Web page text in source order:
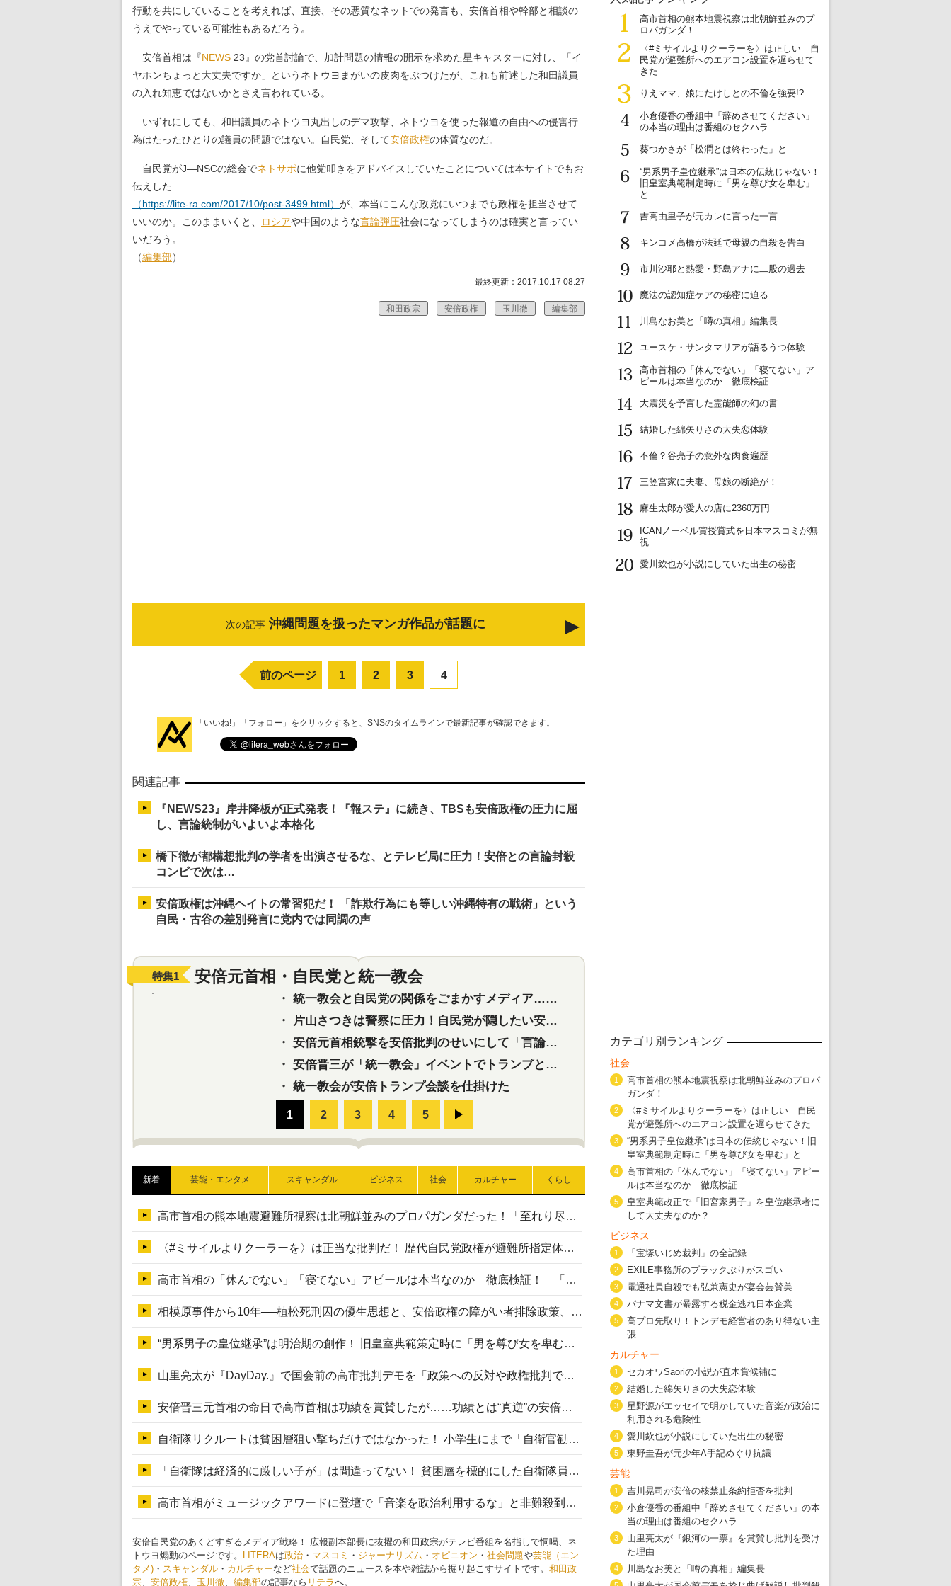
行動を共にしていることを考えれば、直接、その悪質なネットでの発言も、安倍首相や幹部と相談の
うえでやっている可能性もあるだろう。
安倍首相は『NEWS 23』の党首討論で、加計問題の情報の開示を求めた星キャスターに対し、「イ
ヤホンちょっと大丈夫ですか」というネトウヨまがいの皮肉をぶつけたが、これも前述した和田議員
の入れ知恵ではないかとさえ言われている。
いずれにしても、和田議員のネトウヨ丸出しのデマ攻撃、ネトウヨを使った報道の自由への侵害行
為はたったひとりの議員の問題ではない。自民党、そして安倍政権の体質なのだ。
自民党がJ—NSCの総会でネトサポに他党叩きをアドバイスしていたことについては本サイトでもお
伝えした
（https://lite-ra.com/2017/10/post-3499.html） が、本当にこんな政党にいつまでも政権を担当させて
いいのか。このままいくと、
ロシアや中国のような言論弾圧社会になってしまうのは確実と言ってい
いだろう。
（編集部）
最終更新：2017.10.17 08:27
和田政宗 安倍政権 玉川徹 編集部
次の記事 沖縄問題を扱ったマンガ作品が話題に
前のページ 1 2 3 4
「いいね!」「フォロー」をクリックすると、SNSのタイムラインで最新記事が確認できます。
関連記事
『NEWS23』岸井降板が正式発表！『報ステ』に続き、TBSも安倍政権の圧力に屈
し、言論統制がいよいよ本格化
橋下徹が都構想批判の学者を出演させるな、とテレビ局に圧力！安倍との言論封殺
コンビで次は…
安倍政権は沖縄ヘイトの常習犯だ！ 「詐欺行為にも等しい沖縄特有の戦術」という
自民・古谷の差別発言に党内では同調の声
特集1 安倍元首相・自民党と統一教会
・ 統一教会と自民党の関係をごまかすメディア…民放は有田芳生に発言自粛を要求
・
片山さつきは警察に圧力！自民党が隠したい安倍元首相と統一教会の深い関係
・ 安倍元首相銃撃を安倍批判のせいにして「言論封殺」に利用する自民党応援団
・ 安倍晋三が「統一教会」イベントでトランプと演説！同性婚や夫婦別姓を攻撃
・ 統一教会が安倍トランプ会談を仕掛けた
・ 五輪サッカー・久保建英が南アの陽性者に「僕らに損ではない
・ 五輪でIOCラウンジ以外にVIPルーム、広告代理店は物品購入
新着 芸能・エンタメ スキャンダル ビジネス 社会 カルチャー くらし
高市首相の熊本地震避難所視察は北朝鮮並みのプロパガンダだった！「至れり尽くせり」の選ばれた避難所の一方で実態は…
〈#ミサイルよりクーラーを〉は正当な批判だ！ 歴代自民党政権が避難所指定体育館へのエアコン設置を遅らせてきた客観的事実
高市首相の「休んでない」「寝てない」アピールは本当なのか 徹底検証！ 「資料読み込み」「アイロンがけ」も矛盾だらけ…
相模原事件から10年──植松死刑囚の優生思想と、安倍政権の障がい者排除政策、右派勢力の差別主義との関係を改めて問う
“男系男子の皇位継承”は明治期の創作！ 旧皇室典範策定時に「男を尊び女を卑むの慣習、人民の脳髄」とトンデモ論で女性天皇を否定
山里亮太が『DayDay.』で国会前の高市批判デモを「政策への反対や政権批判でない」と捻じ曲げ解説 デモ参加者から批判殺到
安倍晋三元首相の命日で高市首相は功績を賞賛したが……功績とは“真逆”の安倍元首相のトンデモ発言を振り返る
自衛隊リクルートは貧困層狙い撃ちだけではなかった！ 小学生にまで「自衛官勧誘」目的のパンフレット作成
「自衛隊は経済的に厳しい子が」は間違ってない！ 貧困層を標的にした自衛隊員募集、やす子、山上被告も…日本でも進む“経済的徴兵制”
高市首相がミュージックアワードに登壇で「音楽を政治利用するな」と非難殺到！ MAJの国策的本質を批判する声も
安倍自民党のあくどすぎるメディア戦略！ 広報副本部長に抜擢の和田政宗がテレビ番組を名指しで恫喝、ネ
トウヨ煽動のページです。
LITERAは政治 ・ マスコミ ・ ジャーナリズム ・ オピニオン ・ 社会問題や芸能（エン
タメ) ・ スキャンダル ・ カルチャーなど社会で話題のニュースを本や雑誌から掘り起こすサイトです。 和田政
宗、 安倍政権、 玉川徹、 編集部の記事なら リテラへ。
1
高市首相の熊本地震視察は北朝鮮並みのプ
ロパガンダ！
2
〈#ミサイルよりクーラーを〉は正しい 自
民党が避難所へのエアコン設置を遅らせて
きた
3
りえママ、娘にたけしとの不倫を強要!?
4
小倉優香の番組中「辞めさせてください」
の本当の理由は番組のセクハラ
5
葵つかさが「松潤とは終わった」と
6
“男系男子皇位継承”は日本の伝統じゃない！
旧皇室典範制定時に「男を尊び女を卑む」
と
7
吉高由里子が元カレに言った一言
8
キンコメ高橋が法廷で母親の自殺を告白
9
市川沙耶と熱愛・野島アナに二股の過去
10
魔法の認知症ケアの秘密に迫る
11
川島なお美と「噂の真相」編集長
12
ユースケ・サンタマリアが語るうつ体験
13
高市首相の「休んでない」「寝てない」ア
ピールは本当なのか 徹底検証
14
大震災を予言した霊能師の幻の書
15
結婚した綿矢りさの大失恋体験
16
不倫？谷亮子の意外な肉食遍歴
17
三笠宮家に夫妻、母娘の断絶が！
18
麻生太郎が愛人の店に2360万円
19
ICANノーベル賞授賞式を日本マスコミが無
視
20
愛川欽也が小説にしていた出生の秘密
カテゴリ別ランキング
社会
1
高市首相の熊本地震視察は北朝鮮並みのプロパ
ガンダ！
2
〈#ミサイルよりクーラーを〉は正しい 自民
党が避難所へのエアコン設置を遅らせてきた
3
“男系男子皇位継承”は日本の伝統じゃない！旧
皇室典範制定時に「男を尊び女を卑む」と
4
高市首相の「休んでない」「寝てない」アピー
ルは本当なのか 徹底検証
5
皇室典範改正で「旧宮家男子」を皇位継承者に
して大丈夫なのか？
ビジネス
1 「宝塚いじめ裁判」の全記録
2 EXILE事務所のブラックぶりがスゴい
3 電通社員自殺でも弘兼憲史が宴会芸賛美
4 パナマ文書が暴露する税金逃れ日本企業
5
高プロ先取り！トンデモ経営者のあり得ない主
張
カルチャー
1 セカオワSaoriの小説が直木賞候補に
2 結婚した綿矢りさの大失恋体験
3
星野源がエッセイで明かしていた音楽が政治に
利用される危険性
4 愛川欽也が小説にしていた出生の秘密
5 東野圭吾が元少年A手記めぐり抗議
芸能
1 吉川晃司が安倍の核禁止条約拒否を批判
2
小倉優香の番組中「辞めさせてください」の本
当の理由は番組のセクハラ
3
山里亮太が『銀河の一票』を賞賛し批判を受け
た理由
4 川島なお美と「噂の真相」編集長